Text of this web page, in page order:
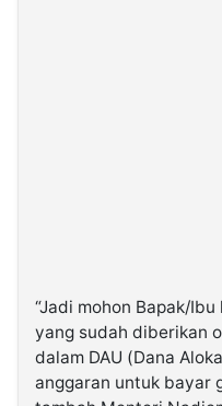
“Jadi mohon Bapak/
yang sudah diberikan
dalam DAU (Dana
anggaran untuk bayar